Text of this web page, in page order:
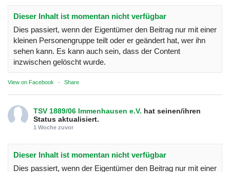
Dieser Inhalt ist momentan nicht verfügbar
Dies passiert, wenn der Eigentümer den Beitrag nur mit einer
kleinen Personengruppe teilt oder er geändert hat, wer ihn
sehen kann. Es kann auch sein, dass der Content
inzwischen gelöscht wurde.
View on Facebook · Share
TSV 1889/06 Immenhausen e.V. hat seinen/ihren
Status aktualisiert.
1 Woche zuvor
Dieser Inhalt ist momentan nicht verfügbar
Dies passiert, wenn der Eigentümer den Beitrag nur mit einer